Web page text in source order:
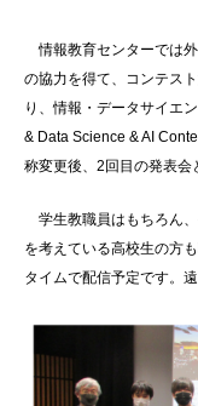
情報教育センターでは
の協力を得て、コンテス
り、情報・データサイエ
& Data Science & AI
称変更後、2回目の発表会
学生教職員はもちろん、
を考えている高校生の方
タイムで配信予定です。